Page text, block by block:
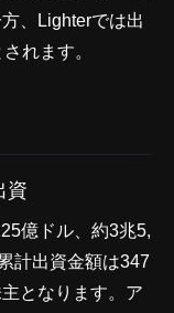
、Lighterでは出
れます。
資
億ドル、約3兆5,
計出資金額は347
となります。ア